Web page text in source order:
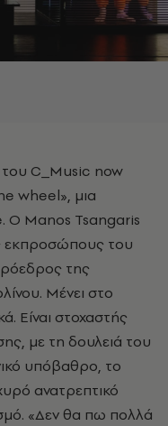
wheel», μια
O Manos Tsangaris
εκπροσώπους του
της
Μένει στο
Είναι στοχαστής
με τη δουλειά του
υπόβαθρο, το
ανατρεπτικό
«Δεν θα πω πολλά